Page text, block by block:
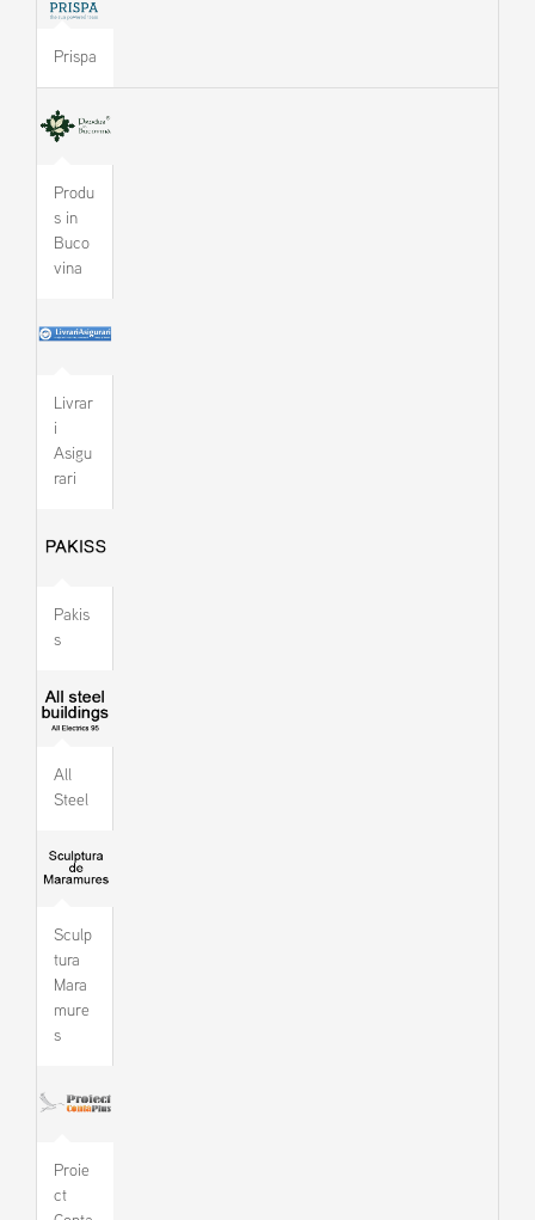
Prispa
Produ
s in
Buco
vina
Livrar
i
Asigu
rari
Pakis
s
All
Steel
Sculp
tura
Mara
mure
s
Proie
ct